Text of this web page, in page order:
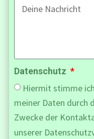
Datenschutz
Hiermit stimme
meiner Daten durch
Zwecke der
unserer